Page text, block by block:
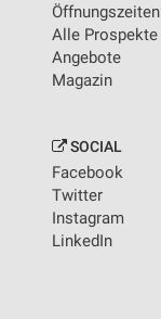
Öffnungszeiten
Alle Prospekte
Angebote
Magazin
SOCIAL
Facebook
Twitter
Instagram
LinkedIn